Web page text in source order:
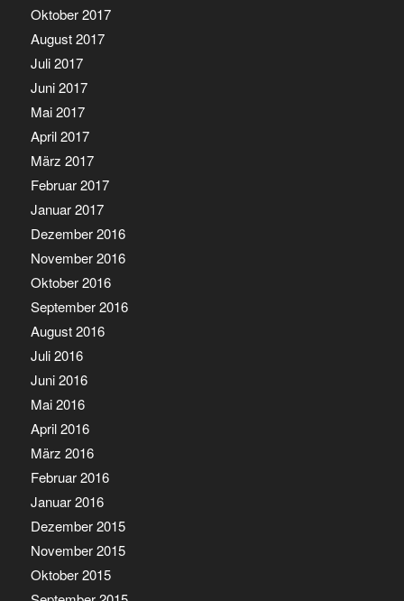
Oktober 2017
August 2017
Juli 2017
Juni 2017
Mai 2017
April 2017
März 2017
Februar 2017
Januar 2017
Dezember 2016
November 2016
Oktober 2016
September 2016
August 2016
Juli 2016
Juni 2016
Mai 2016
April 2016
März 2016
Februar 2016
Januar 2016
Dezember 2015
November 2015
Oktober 2015